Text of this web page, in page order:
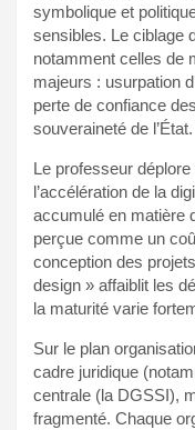
symbolique et
sensibles. Le ciblage
notamment celles de
majeurs : usurpation
perte de confiance
souveraineté de l’État.
Le professeur
l’accélération de la
accumulé en matière
perçue comme un
conception des
design » affaiblit les
la maturité varie
Sur le plan
cadre juridique
centrale (la DGSSI),
fragmenté. Chaque